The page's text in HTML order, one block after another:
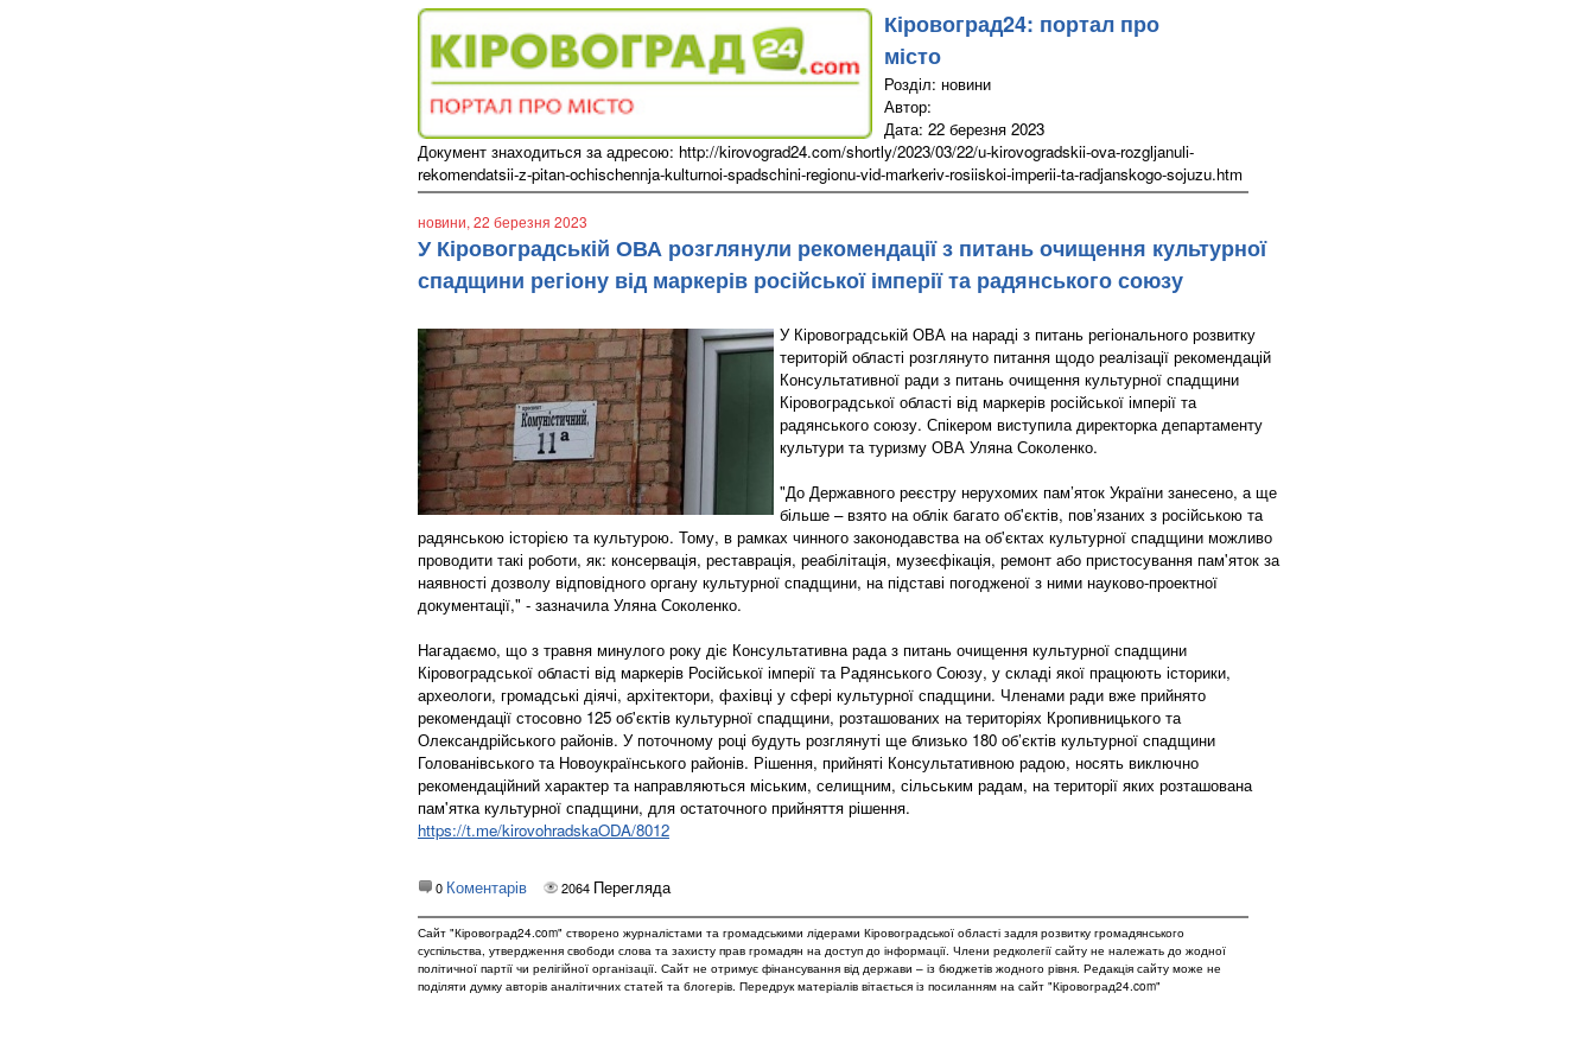
Кіровоград24: портал про
місто
Розділ: новини
Автор:
Дата: 22 березня 2023
Документ знаходиться за адресою: http://kirovograd24.com/shortly/2023/03/22/u-kirovogradskii-ova-rozgljanuli-
rekomendatsii-z-pitan-ochischennja-kulturnoi-spadschini-regionu-vid-markeriv-rosiiskoi-imperii-ta-radjanskogo-sojuzu.htm
новини, 22 березня 2023
У Кіровоградській ОВА розглянули рекомендації з питань очищення культурної
спадщини регіону від маркерів російської імперії та радянського союзу
У Кіровоградській ОВА на нараді з питань регіонального розвитку
територій області розглянуто питання щодо реалізації рекомендацій
Консультативної ради з питань очищення культурної спадщини
Кіровоградської області від маркерів російської імперії та
радянського союзу. Спікером виступила директорка департаменту
культури та туризму ОВА Уляна Соколенко.
"До Державного реєстру нерухомих пам’яток України занесено, а ще
більше – взято на облік багато об'єктів, пов’язаних з російською та
радянською історією та культурою. Тому, в рамках чинного законодавства на об'єктах культурної спадщини можливо
проводити такі роботи, як: консервація, реставрація, реабілітація, музеєфікація, ремонт або пристосування пам'яток за
наявності дозволу відповідного органу культурної спадщини, на підставі погодженої з ними науково-проектної
документації," - зазначила Уляна Соколенко.
Нагадаємо, що з травня минулого року діє Консультативна рада з питань очищення культурної спадщини
Кіровоградської області від маркерів Російської імперії та Радянського Союзу, у складі якої працюють історики,
археологи, громадські діячі, архітектори, фахівці у сфері культурної спадщини. Членами ради вже прийнято
рекомендації стосовно 125 об'єктів культурної спадщини, розташованих на територіях Кропивницького та
Олександрійського районів. У поточному році будуть розглянуті ще близько 180 об’єктів культурної спадщини
Голованівського та Новоукраїнського районів. Рішення, прийняті Консультативною радою, носять виключно
рекомендаційний характер та направляються міським, селищним, сільським радам, на території яких розташована
пам'ятка культурної спадщини, для остаточного прийняття рішення.
https://t.me/kirovohradskaODA/8012
0 Коментарів 2064 Перегляда
Сайт "Кіровоград24.com" створено журналістами та громадськими лідерами Кіровоградської області задля розвитку громадянського
суспільства, утвердження свободи слова та захисту прав громадян на доступ до інформації. Члени редколегії сайту не належать до жодної
політичної партії чи релігійної організації. Сайт не отримує фінансування від держави – із бюджетів жодного рівня. Редакція сайту може не
поділяти думку авторів аналітичних статей та блогерів. Передрук матеріалів вітається із посиланням на сайт "Кіровоград24.com"